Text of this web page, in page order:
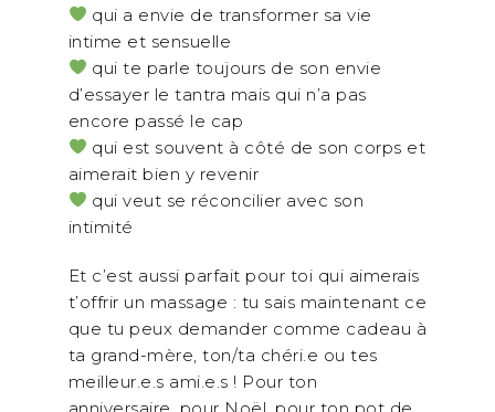
qui a envie de transformer sa vie
intime et sensuelle
qui te parle toujours de son envie
d’essayer le tantra mais qui n’a pas
encore passé le cap
qui est souvent à côté de son corps et
aimerait bien y revenir
qui veut se réconcilier avec son
intimité
Et c’est aussi parfait pour toi qui aimerais
t’offrir un massage : tu sais maintenant ce
que tu peux demander comme cadeau à
ta grand-mère, ton/ta chéri.e ou tes
meilleur.e.s ami.e.s ! Pour ton